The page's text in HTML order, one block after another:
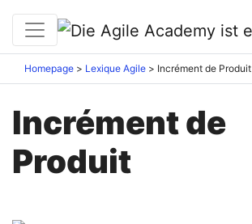
Homepage Lexique Agile Incrément de Produit
Incrément de
Produit